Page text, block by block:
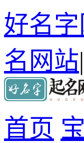
好名字
名网站|
首页